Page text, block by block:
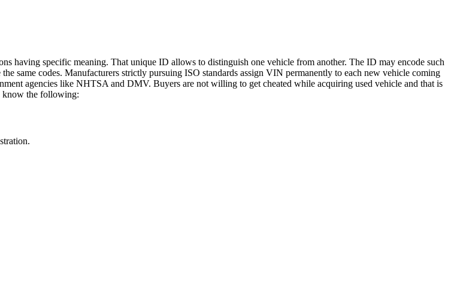
having specific meaning. That unique ID allows to distinguish one vehicle from another. The ID may encode such
same codes. Manufacturers strictly pursuing ISO standards assign VIN permanently to each new vehicle coming
agencies like NHTSA and DMV. Buyers are not willing to get cheated while acquiring used vehicle and that is
know the following: